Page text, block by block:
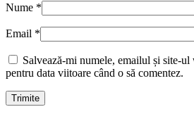
Nume *
Email *
Salvează-mi numele, emailul și site-
pentru data viitoare când o să comentez.